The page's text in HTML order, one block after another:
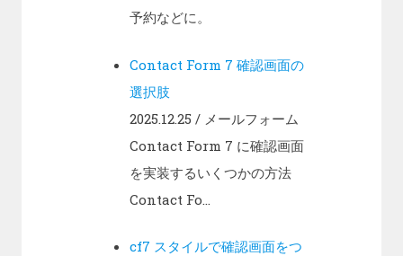
予約などに。
Contact Form 7 確認画面の
選択肢
2025.12.25 / メールフォーム
Contact Form 7 に確認画面
を実装するいくつかの方法
Contact Fo...
cf7 スタイルで確認画面をつ